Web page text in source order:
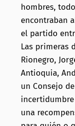
hombres,
encontraban
el partido
Las primeras
Rionegro,
Antioquia,
un Consejo
una